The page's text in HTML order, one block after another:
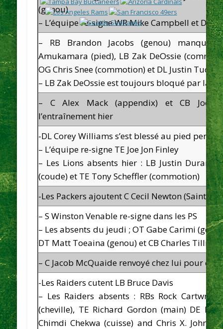
(genou)
– L’équipe re-signe WR Mike Campbell et DB
– RB Brandon Jacobs (genou)
Amukamara (pied), LB Zak DeOssie
OG Chris Snee (commotion) et DL Justin Tuck
– LB Zak DeOssie est toujours bloqué par la
– C Alex Mack (appendix) et CB Joe
l’entraînement hier
-DL Corey Williams s’est blessé au pied
– L’équipe re-signe TE Joe Jon Finley
– Les Lions absents hier : LB Justin Durant
(coude) et TE Tony Scheffler (commotion)
-Les Packers ajoutent C Cecil Newton (Saints)
– S Winston Venable re-signe dans les PS
– Les absents du jeudi ; OT Gabe Carimi
DT Matt Toeaina (genou) et CB Charles
– C Jacob McQuaide renvoyé chez lui pour
-Les Raiders cutent LB Bruce Davis
– Les Raiders absents : RBs Rock
(cheville), TE Richard Gordon (main) DE
Chimdi Chekwa (cuisse) and Chris X.